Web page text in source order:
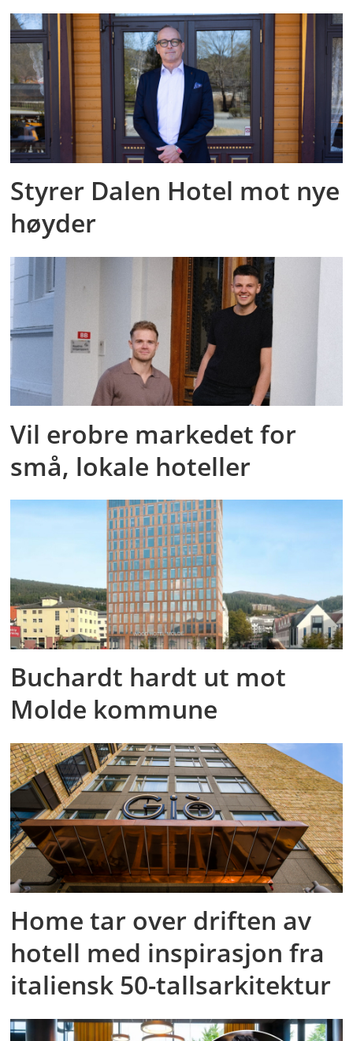
Styrer Dalen Hotel mot nye
høyder
Vil erobre markedet for
små, lokale hoteller
Buchardt hardt ut mot
Molde kommune
Home tar over driften av
hotell med inspirasjon fra
italiensk 50-tallsarkitektur